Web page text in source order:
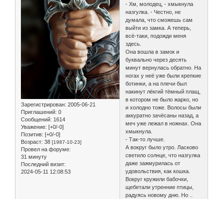
Зарегистрирован: 2005-06-21
Приглашений: 0
Сообщений: 1614
Уважение: [+0/-0]
Позитив: [+0/-0]
Возраст: 38 [1987-10-23]
Провел на форуме:
31 минуту
Последний визит:
2024-05-11 12:08:53
- Хм, молодец, - хмыкнула
назгулка. - Честно, не
думала, что сможешь сам
выйти из замка. А теперь,
всё-таки, подожди меня
здесь.
Она вошла в замок и
буквально через десять
минут вернулась обратно. На
ногах у неё уже были крепкие
ботинки, а на плечи был
накинут лёкгий тёмный плащ,
в котором не было жарко, но
и холодно тоже. Волосы были
аккуратно зачёсаны назад, а
меч уже лежал в ножнах. Она
хмыкнула.
- Так-то лучше.
А вокруг было утро. Ласково
светило солнце, что назгулка
даже зажмурилась от
удовольствия, как кошка.
Вокруг кружили бабочки,
щебетали утренние птицы,
радуясь новому дню. Но ..